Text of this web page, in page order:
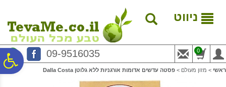
נגישות
המרכזי
ניווט
09-9516035 0
ראשי > מזון מעולם > פסטה עדשים אדומות אורגניות ללא גלוטן Dalla Costa